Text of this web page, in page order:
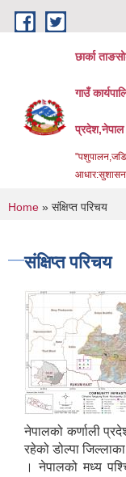
Skip to main content
छार्का
गाउँ
प्रदेश,नेपाल
You are
Home » संक्षिप्त परिचय
संक्षिप्त परिचय
नेपालको कर्णाली
रहेको डोल्पा
। नेपालको मध्य